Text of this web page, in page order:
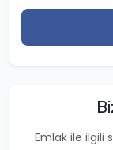
Emlak ile ilgili